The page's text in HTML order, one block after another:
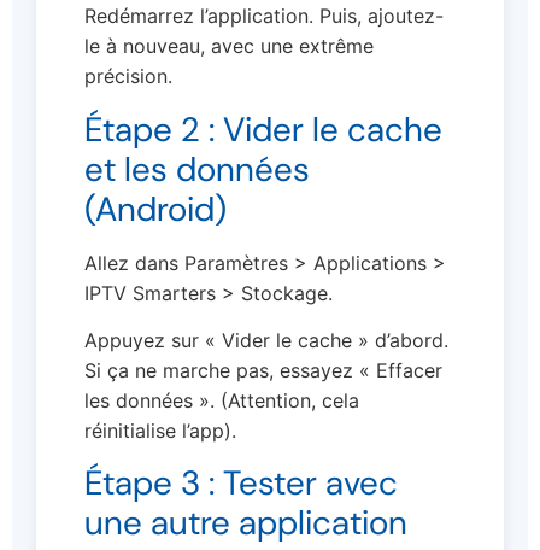
Redémarrez l’application. Puis, ajoutez-
le à nouveau, avec une extrême
précision.
Étape 2 : Vider le cache
et les données
(Android)
Allez dans Paramètres > Applications >
IPTV Smarters > Stockage.
Appuyez sur « Vider le cache » d’abord.
Si ça ne marche pas, essayez « Effacer
les données ». (Attention, cela
réinitialise l’app).
Étape 3 : Tester avec
une autre application